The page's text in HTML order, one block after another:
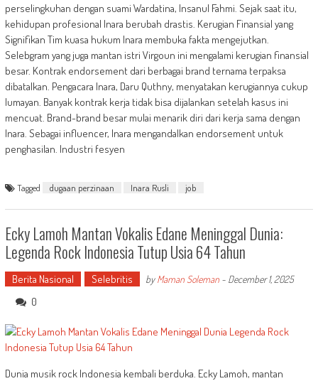
perselingkuhan dengan suami Wardatina, Insanul Fahmi. Sejak saat itu,
kehidupan profesional Inara berubah drastis. Kerugian Finansial yang
Signifikan Tim kuasa hukum Inara membuka fakta mengejutkan.
Selebgram yang juga mantan istri Virgoun ini mengalami kerugian finansial
besar. Kontrak endorsement dari berbagai brand ternama terpaksa
dibatalkan. Pengacara Inara, Daru Quthny, menyatakan kerugiannya cukup
lumayan. Banyak kontrak kerja tidak bisa dijalankan setelah kasus ini
mencuat. Brand-brand besar mulai menarik diri dari kerja sama dengan
Inara. Sebagai influencer, Inara mengandalkan endorsement untuk
penghasilan. Industri fesyen
Tagged dugaan perzinaan Inara Rusli job
Ecky Lamoh Mantan Vokalis Edane Meninggal Dunia:
Legenda Rock Indonesia Tutup Usia 64 Tahun
Berita Nasional Selebritis byMaman Soleman- December 1, 2025
0
Dunia musik rock Indonesia kembali berduka. Ecky Lamoh, mantan